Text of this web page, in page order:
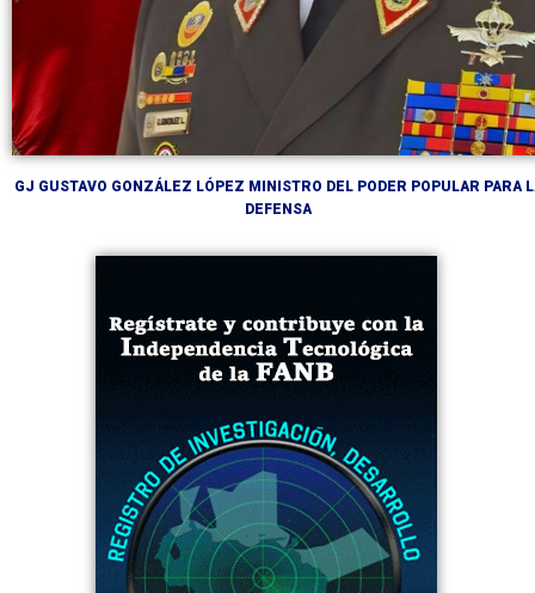
GJ GUSTAVO GONZÁLEZ LÓPEZ MINISTRO DEL PODER POPULAR PARA
DEFENSA